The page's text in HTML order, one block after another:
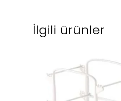
İlgili ürünler